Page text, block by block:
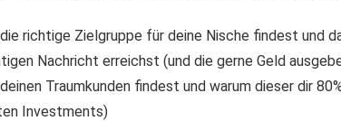
richtige Zielgruppe für deine Nische findest und
Nachricht erreichst (und die gerne Geld
Traumkunden findest und warum dieser dir
Investments)